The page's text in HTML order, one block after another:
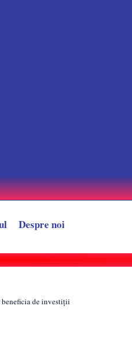
Despre noi
autoturism
de investiții